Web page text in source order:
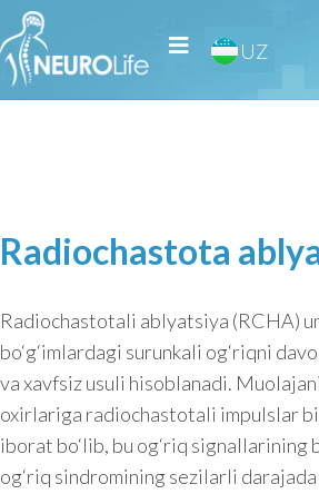
UZ
OZ
Radiochastota
Radiochastotali ablyatsiya (RCHA)
bo‘g‘imlardagi surunkali og‘riqni
va xavfsiz usuli hisoblanadi.
oxirlariga radiochastotali impulslar
iborat bo‘lib, bu og‘riq signallarining
og‘riq sindromining sezilarli